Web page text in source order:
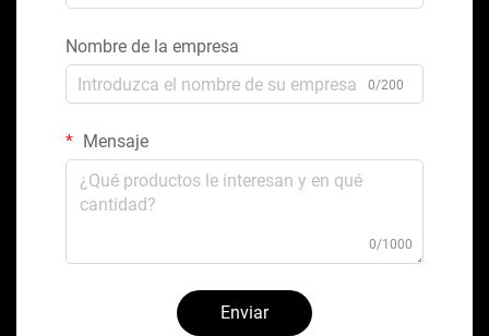
Nombre de la empresa
0/200
Mensaje
0/1000
Enviar